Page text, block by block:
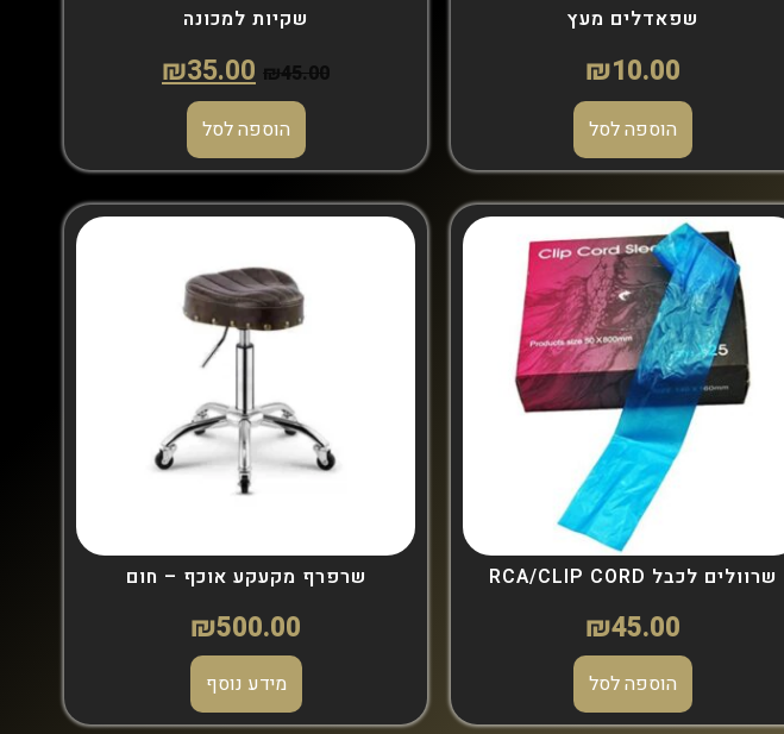
שפאדלים מעץ
₪10.00
הוספה לסל
שקיות למכונה
₪45.00
₪35.00
הוספה לסל
שרוולים לכבל RCA/CLIP CORD
₪45.00
הוספה לסל
שרפרף מקעקע אוכף – חום
₪500.00
מידע נוסף